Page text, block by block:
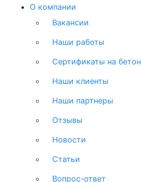
О компании
Вакансии
Наши работы
Сертификаты на бетон
Наши клиенты
Наши партнеры
Отзывы
Новости
Статьи
Вопрос-ответ